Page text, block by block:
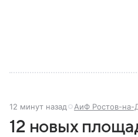
12 минут назад АиФ Ростов-на-
12 новых